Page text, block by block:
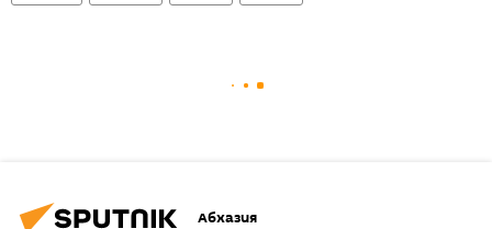
Абхазия